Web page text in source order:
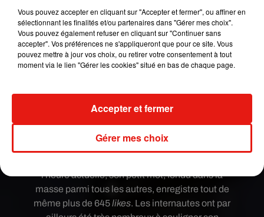
celebrarte es el mejor regalo de la vida . Te amo
. #happybirthday #lamadrequemeparió
#Tequierosinremedioninguno
#siempreparatodoyparatodos
#cuandomellamaportelefonoson3horasminimoha
#vienencosasbonitas #lavidaesbella
Une publication partagée par�x&Èx&Èx&a�x&�
l'heure actuelle, son petit mot, fondu dans la
masse parmi tous les autres, enregistre tout de
même plus de 645likes. Les internautesont par
Vous pouvez accepter en cliquant sur "Accepter et fermer", ou affiner en
sélectionnant les finalités et/ou partenaires dans "Gérer mes choix".
Vous pouvez également refuser en cliquant sur "Continuer sans
accepter". Vos préférences ne s'appliqueront que pour ce site. Vous
pouvez mettre à jour vos choix, ou retirer votre consentement à tout
moment via le lien "Gérer les cookies" situé en bas de chaque page.
Gérer mes choix
Accepter et fermer